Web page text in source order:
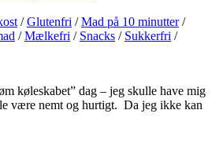
/Glutenfri /Mad på 10 minutter/
/Mælkefri / Snacks / Sukkerfri /
køleskabet” dag – jeg skulle have mig
være nemt og hurtigt. Da jeg ikke kan